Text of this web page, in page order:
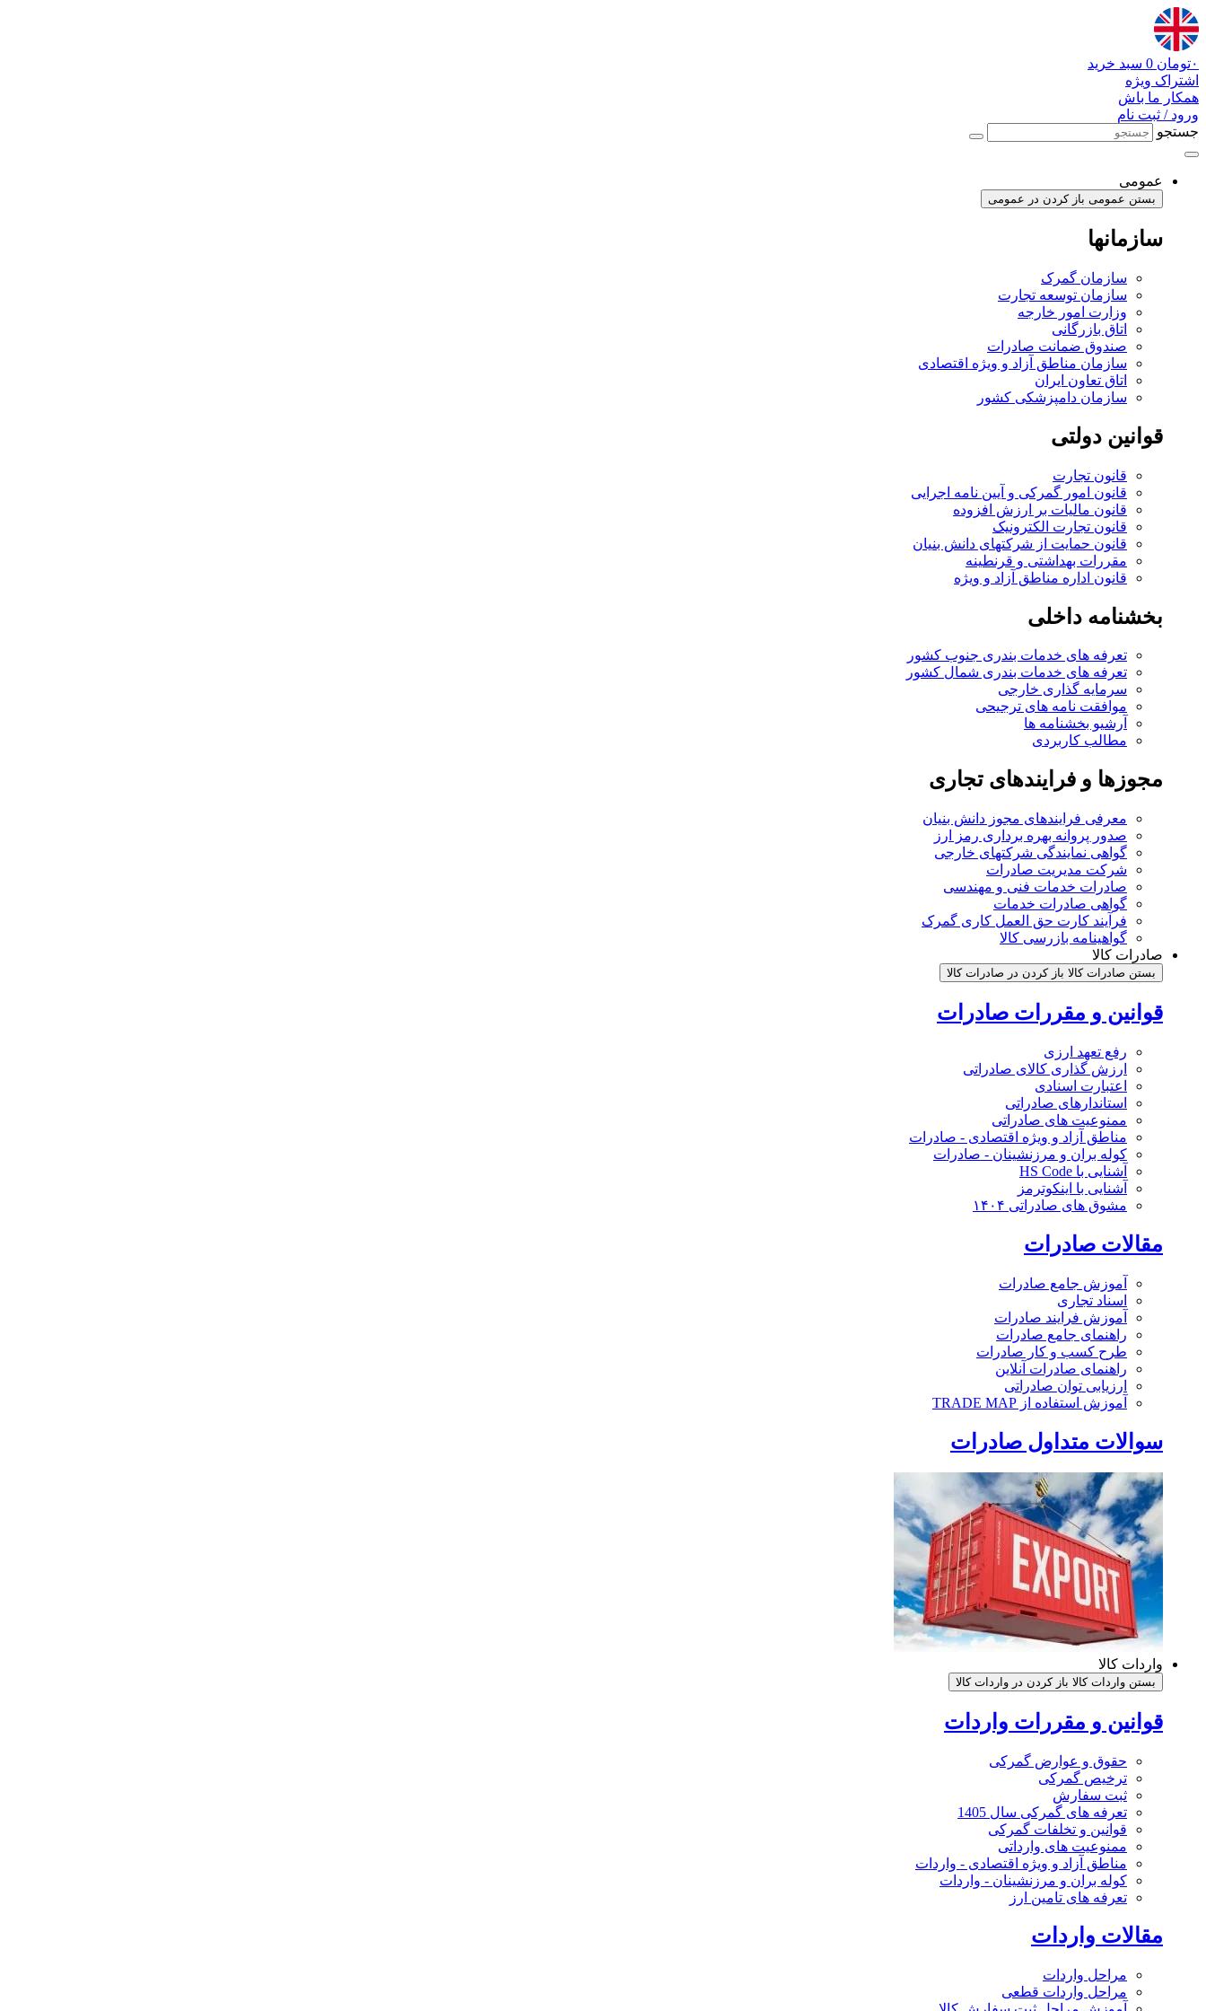
پرش
به
محتوا
۰تومان 0 سبد خرید
اشتراک ویژه
همکار ما باش
ورود / ثبت نام
جستجو
عمومی
بستن عمومی باز کردن در عمومی
سازمانها
سازمان گمرک
سازمان توسعه تجارت
وزارت امور خارجه
اتاق بازرگانی
صندوق ضمانت صادرات
سازمان مناطق آزاد و ویژه اقتصادی
اتاق تعاون ایران
سازمان دامپزشکی کشور
قوانین دولتی
قانون تجارت
قانون امور گمرکی و آیین نامه اجرایی
قانون مالیات بر ارزش افزوده
قانون تجارت الکترونیک
قانون حمایت از شرکتهای دانش بنیان
مقررات بهداشتی و قرنطینه
قانون اداره مناطق آزاد و ویژه
بخشنامه داخلی
تعرفه های خدمات بندری جنوب کشور
تعرفه های خدمات بندری شمال کشور
سرمایه گذاری خارجی
موافقت نامه های ترجیحی
آرشیو بخشنامه ها
مطالب کاربردی
مجوزها و فرایندهای تجاری
معرفی فرایندهای مجوز دانش بنیان
صدور پروانه بهره برداری رمز ارز
گواهی نمایندگی شرکتهای خارجی
شرکت مدیریت صادرات
صادرات خدمات فنی و مهندسی
گواهی صادرات خدمات
فرآیند کارت حق العمل کاری گمرک
گواهینامه بازرسی کالا
صادرات کالا
بستن صادرات کالا باز کردن در صادرات کالا
قوانین و مقررات صادرات
رفع تعهد ارزی
ارزش گذاری کالای صادراتی
اعتبارت اسنادی
استاندارهای صادراتی
ممنوعیت های صادراتی
مناطق آزاد و ویژه اقتصادی - صادرات
کوله بران و مرزنشینان - صادرات
آشنایی با HS Code
آشنایی با اینکوترمز
مشوق های صادراتی ۱۴۰۴
مقالات صادرات
آموزش جامع صادرات
اسناد تجاری
آموزش فرایند صادرات
راهنمای جامع صادرات
طرح کسب و کار صادرات
راهنمای صادرات آنلاین
ارزیابی توان صادراتی
آموزش استفاده از TRADE MAP
سوالات متداول صادرات
واردات کالا
بستن واردات کالا باز کردن در واردات کالا
قوانین و مقررات واردات
حقوق و عوارض گمرکی
ترخیص گمرکی
ثبت سفارش
تعرفه های گمرکی سال 1405
قوانین و تخلفات گمرکی
ممنوعیت های وارداتی
مناطق آزاد و ویژه اقتصادی - واردات
کوله بران و مرزنشینان - واردات
تعرفه های تامین ارز
مقالات واردات
مراحل واردات
مراحل واردات قطعی